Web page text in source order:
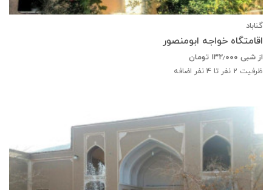
گناباد
اقامتگاه خواجه ابومنصور
از شبی ۱۳۲٫۰۰۰ تومان
ظرفیت 2 نفر تا 4 نفر اضافه